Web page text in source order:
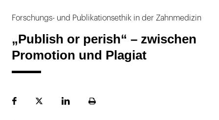
Forschungs- und Publikationsethik in der Zahnmedizin
„Publish or perish“ – zwischen
Promotion und Plagiat
FacebookPlattformLinekdInSeite